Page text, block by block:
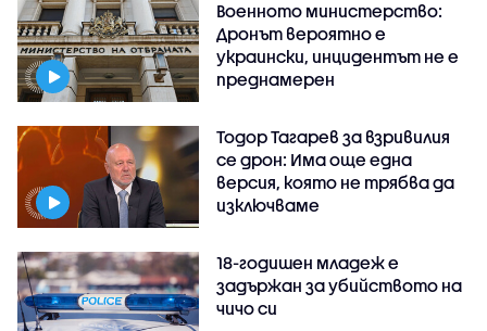
Военното министерство:
Дронът вероятно е
украински, инцидентът не е
преднамерен
Тодор Тагарев за взривилия
се дрон: Има още една
версия, която не трябва да
изключваме
18-годишен младеж е
задържан за убийството на
чичо си